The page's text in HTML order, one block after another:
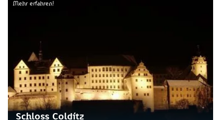
Mehr erfahren!
Schloss Colditz